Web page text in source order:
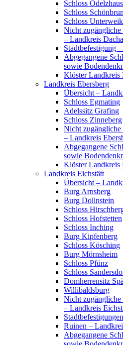
Schloss
Schloss
Schloss
Nicht zugängliche
– Landkreis
Stadtbefestigung
Abgegangene
sowie
Klöster Landkreis
Landkreis Ebersberg
Übersicht –
Schloss Egmating
Adelssitz Grafing
Schloss Zinneberg
Nicht zugängliche
– Landkreis
Abgegangene
sowie
Klöster Landkreis
Landkreis Eichstätt
Übersicht –
Burg Arnsberg
Burg Dollnstein
Schloss
Schloss Hofstetten
Schloss Inching
Burg Kipfenberg
Schloss Kösching
Burg Mörnsheim
Schloss Pfünz
Schloss
Domherrensitz
Willibaldsburg
Nicht zugängliche
– Landkreis
Ruinen –
Abgegangene